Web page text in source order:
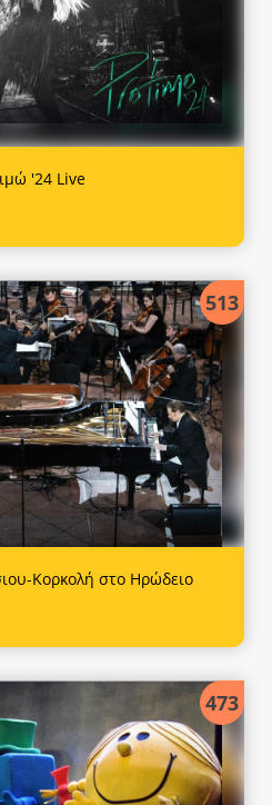
'24 Live
513
Κορκολή στο Ηρώδειο
473